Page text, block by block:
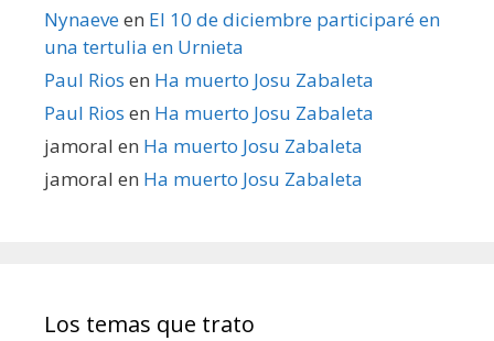
Nynaeveen El 10 de diciembre participaré en
una tertulia en Urnieta
Paul Rios en Ha muerto Josu Zabaleta
Paul Rios en Ha muerto Josu Zabaleta
jamoral en Ha muerto Josu Zabaleta
jamoral en Ha muerto Josu Zabaleta
Los temas que trato